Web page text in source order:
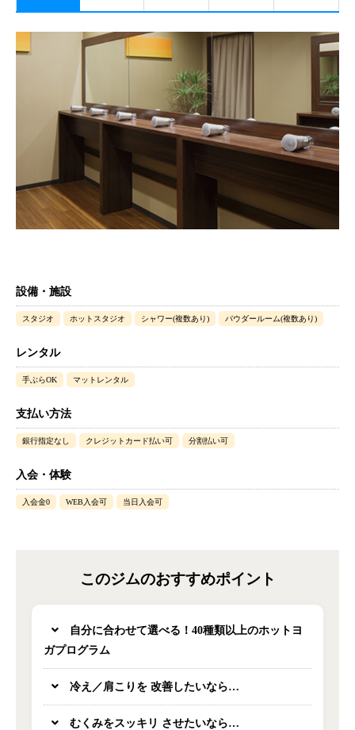
設備・施設
スタジオ ホットスタジオ シャワー(複数あり) パウダールーム(複数あり)
レンタル
手ぶらOK マットレンタル
支払い方法
銀行指定なし クレジットカード払い可 分割払い可
入会・体験
入会金0 WEB入会可 当日入会可
このジムのおすすめポイント
自分に合わせて選べる！40種類以上のホットヨ
ガプログラム
冷え／肩こりを 改善したいなら…
むくみをスッキリ させたいなら…